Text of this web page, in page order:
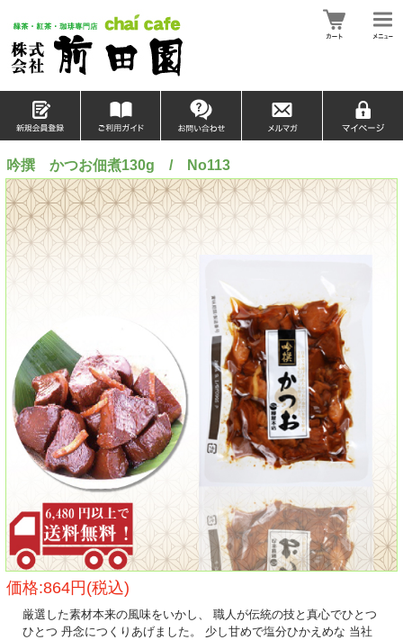
吟撰 かつお佃煮130g / No113
価格:864円(税込)
厳選した素材本来の風味をいかし、 職人が伝統の技と真心でひとつ
ひとつ 丹念につくりあげました。 少し甘めで塩分ひかえめな 当社